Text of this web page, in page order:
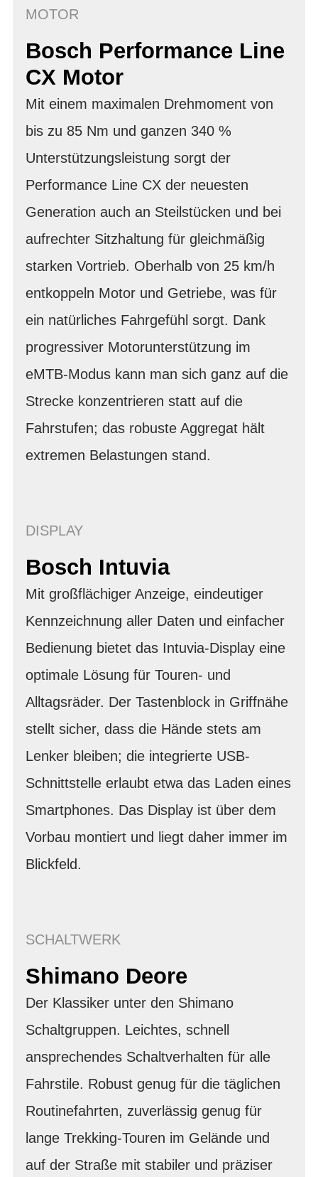
MOTOR
Bosch Performance Line
CX Motor
Mit einem maximalen Drehmoment von
bis zu 85 Nm und ganzen 340 %
Unterstützungsleistung sorgt der
Performance Line CX der neuesten
Generation auch an Steilstücken und bei
aufrechter Sitzhaltung für gleichmäßig
starken Vortrieb. Oberhalb von 25 km/h
entkoppeln Motor und Getriebe, was für
ein natürliches Fahrgefühl sorgt. Dank
progressiver Motorunterstützung im
eMTB-Modus kann man sich ganz auf die
Strecke konzentrieren statt auf die
Fahrstufen; das robuste Aggregat hält
extremen Belastungen stand.
DISPLAY
Bosch Intuvia
Mit großflächiger Anzeige, eindeutiger
Kennzeichnung aller Daten und einfacher
Bedienung bietet das Intuvia-Display eine
optimale Lösung für Touren- und
Alltagsräder. Der Tastenblock in Griffnähe
stellt sicher, dass die Hände stets am
Lenker bleiben; die integrierte USB-
Schnittstelle erlaubt etwa das Laden eines
Smartphones. Das Display ist über dem
Vorbau montiert und liegt daher immer im
Blickfeld.
SCHALTWERK
Shimano Deore
Der Klassiker unter den Shimano
Schaltgruppen. Leichtes, schnell
ansprechendes Schaltverhalten für alle
Fahrstile. Robust genug für die täglichen
Routinefahrten, zuverlässig genug für
lange Trekking-Touren im Gelände und
auf der Straße mit stabiler und präziser